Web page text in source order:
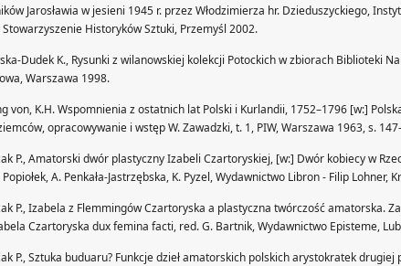
Jarosławia w jesieni 1945 r. przez Włodzimierza hr. Dzieduszyckiego,
Stowarzyszenie Historyków Sztuki, Przemyśl 2002.
Dudek K., Rysunki z wilanowskiej kolekcji Potockich w zbiorach Biblioteki
Warszawa 1998.
von, K.H. Wspomnienia z ostatnich lat Polski i Kurlandii, 1752–1796 [w:]
opracowywanie i wstęp W. Zawadzki, t. 1, PIW, Warszawa 1963, s.
P., Amatorski dwór plastyczny Izabeli Czartoryskiej, [w:] Dwór kobiecy w
A. Penkała-Jastrzębska, K. Pyzel, Wydawnictwo Libron - Filip Lohner,
P., Izabela z Flemmingów Czartoryska a plastyczna twórczość amatorska.
Czartoryska dux femina facti, red. G. Bartnik, Wydawnictwo Episteme,
P., Sztuka buduaru? Funkcje dzieł amatorskich polskich arystokratek drugiej